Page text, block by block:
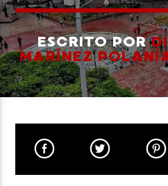
CANCIÓN ACTUAL
TÍTULO
ARTISTA
Neiva Estereo
ESCRITO POR
MARÍNEZ